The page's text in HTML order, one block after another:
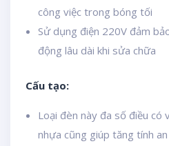
công việc trong bóng tối
Sử dụng điện 220V đảm
động lâu dài khi sửa chữa
Cấu tạo:
Loại đèn này đa số điều có
nhựa cũng giúp tăng tính